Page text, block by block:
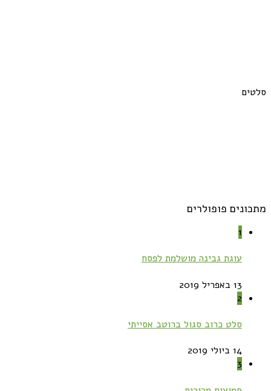
סלטים
מתכונים פופולרים
1
עוגת גבינה מושלמת לפסח
13 באפריל 2019
2
סלט כרוב סגול ברוטב אסייתי
14 ביולי 2019
3